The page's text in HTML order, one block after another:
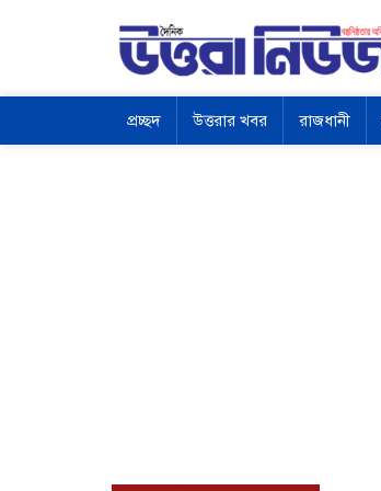
প্রচ্ছদ উত্তরার খবর রাজধানী